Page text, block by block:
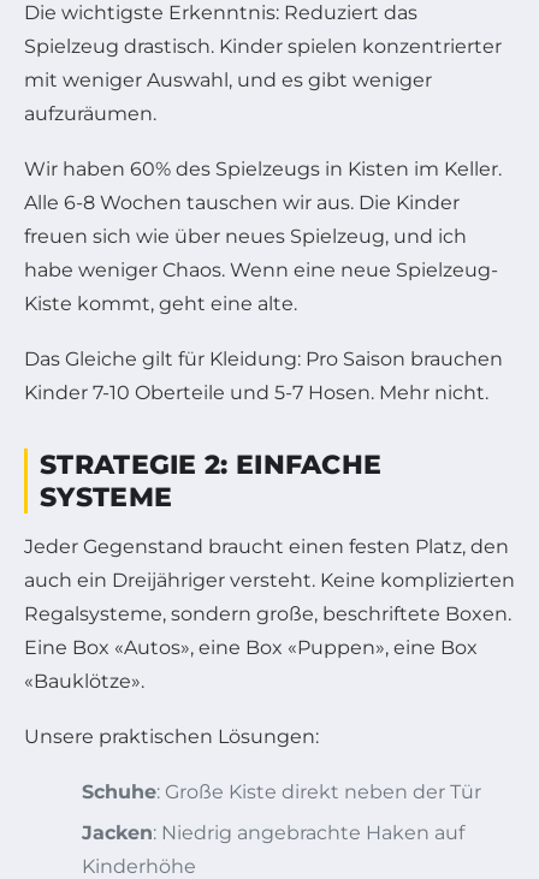
Die wichtigste Erkenntnis: Reduziert das
Spielzeug drastisch. Kinder spielen konzentrierter
mit weniger Auswahl, und es gibt weniger
aufzuräumen.
Wir haben 60% des Spielzeugs in Kisten im Keller.
Alle 6-8 Wochen tauschen wir aus. Die Kinder
freuen sich wie über neues Spielzeug, und ich
habe weniger Chaos. Wenn eine neue Spielzeug-
Kiste kommt, geht eine alte.
Das Gleiche gilt für Kleidung: Pro Saison brauchen
Kinder 7-10 Oberteile und 5-7 Hosen. Mehr nicht.
STRATEGIE 2: EINFACHE
SYSTEME
Jeder Gegenstand braucht einen festen Platz, den
auch ein Dreijähriger versteht. Keine komplizierten
Regalsysteme, sondern große, beschriftete Boxen.
Eine Box «Autos», eine Box «Puppen», eine Box
«Bauklötze».
Unsere praktischen Lösungen:
Schuhe: Große Kiste direkt neben der Tür
Jacken: Niedrig angebrachte Haken auf
Kinderhöhe